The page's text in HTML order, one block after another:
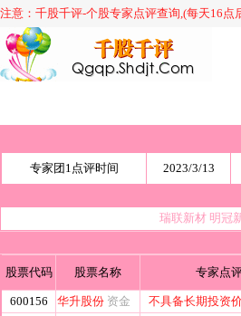
注意：千股千评-个股专家点评查询,(每天16点
专家团1点评时间 2023/3/13
瑞联新材 明冠
股票代码 股票名称 专家点
600156 华升股份 资金 不具备长期投资